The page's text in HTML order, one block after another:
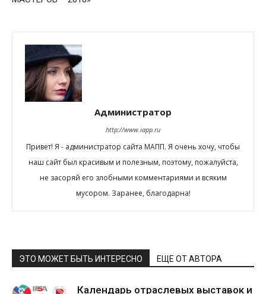
Администратор
http://www.iapp.ru
Привет! Я - администратор сайта МАПП. Я очень хочу, чтобы
наш сайт был красивым и полезным, поэтому, пожалуйста,
не засоряй его злобными комментариями и всяким
мусором. Заранее, благодарна!
ЭТО МОЖЕТ БЫТЬ ИНТЕРЕСНО ЕЩЕ ОТ АВТОРА
Календарь отраслевых выставок и